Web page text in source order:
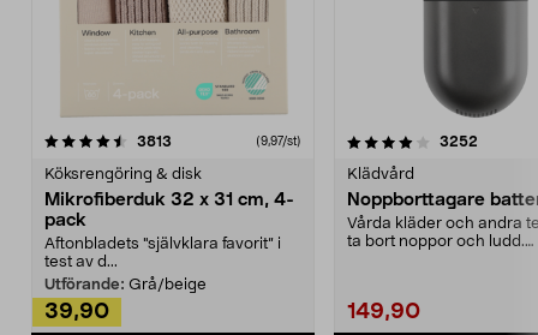
3813 (9,97/st)
Köksrengöring & disk
Mikrofiberduk 32 x 31 cm, 4-
pack
Aftonbladets "självklara favorit” i
test av d...
Utförande: Grå/beige
39,90
4.0av 5 stjärnor 3252
Klädvård
Noppborttagare
Vårda kläder och andra
ta bort noppor och ludd.
149,90
4.5av 5 stjärnor